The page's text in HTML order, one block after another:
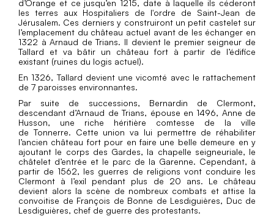
d’Orange et ce jusqu’en 1215, date à laquelle ils céderont
les terres aux Hospitaliers de l'ordre de Saint-Jean de
Jérusalem. Ces derniers y construiront un petit castelet sur
l’emplacement du château actuel avant de les échanger en
1322 à Arnaud de Trians. Il devient le premier seigneur de
Tallard et va bâtir un château fort à partir de l’édifice
existant (ruines du logis actuel).
En 1326, Tallard devient une vicomté avec le rattachement
de 7 paroisses environnantes.
Par suite de successions, Bernardin de Clermont,
descendant d’Arnaud de Trians, épouse en 1496, Anne de
Husson, une riche héritière comtesse de la ville
de Tonnerre. Cette union va lui permettre de réhabiliter
l’ancien château fort pour en faire une belle demeure en y
ajoutant le corps des Gardes, la chapelle seigneuriale, le
châtelet d’entrée et le parc de la Garenne. Cependant, à
partir de 1562, les guerres de religions vont conduire les
Clermont à l’exil pendant plus de 20 ans. Le château
devient alors la scène de nombreux combats et attise la
convoitise de François de Bonne de Lesdiguières, Duc de
Lesdiguières, chef de guerre des protestants.